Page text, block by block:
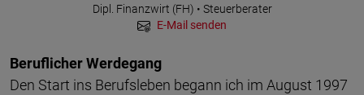
Dipl. Finanzwirt (FH) • Steuerberater
E-Mail senden
Beruflicher Werdegang
Den Start ins Berufsleben begann ich im August 1997